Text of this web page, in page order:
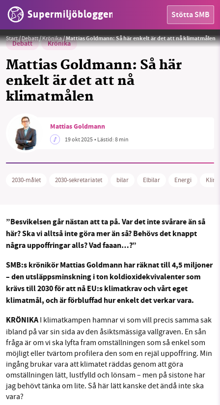
Supermiljöbloggen Stötta SMB
HEM
MILJÖFAKTA
Sök Sparade inlägg
Threads LinkedIn
Start/Debatt/Krönika/Mattias Goldmann: Så här enkelt är det att nå klimatmålen
Debatt Krönika
Mattias Goldmann: Så här
enkelt är det att nå
klimatmålen
Marek Lumi (Unsplash) / 2030-sekretariatet
Mattias Goldmann
19 okt 2025• Lästid:8 min
2030-målet 2030-sekretariatet bilar Elbilar Energi
”Besvikelsen går nästan att ta på. Var det inte svårare än så
här? Ska vi alltså inte göra mer än så? Behövs det knappt
några uppoffringar alls? Vad faaan…?”
SMB:s krönikör Mattias Goldmann har räknat till 4,5 miljoner
– den utsläppsminskning i ton koldioxidekvivalenter som
krävs till 2030 för att nå EU:s klimatkrav och vårt eget
klimatmål, och är förbluffad hur enkelt det verkar vara.
KRÖNIKAI klimatkampen hamnar vi som vill precis samma sak
ibland på var sin sida av den åsiktsmässiga vallgraven. En sån
fråga är om vi ska lyfta fram omställningen som så enkel som
möjligt eller tvärtom profilera den som en rejäl uppoffring. Min
ingång brukar vara att klimatet räddas genom att göra
omställningen lätt, lustfylld och lönsam – men på sistone har
jag behövt tänka om lite. Så här lätt kanske det ändå inte ska
vara?
SMB kämpar för en hållbar framtid. Sedan
starten 2010 har vår ideella redaktion drivit
miljödebatten framåt genom
nyhetsbevakning och granskningar. Nu vill vi
vill hjälpa oss.
Stötta vårt arbete genom att swisha en slant till
1231368703
Läs vad vi vill göra